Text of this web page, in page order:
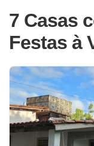
7 Casas
Festas à